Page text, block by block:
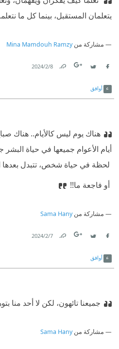
يتعلمان المستقبل، بينما كل ما
مشاركة منMina Mamdouh Ramzy
8‏/2‏/2024
أوافق
هناك يوم ليس كالأيام.. هناك
أيام الأعوام جميعها في حياة البشر
لحظة في حياة شخص، تتبدل بعدها
‫ أو فاجعة ما!!
مشاركة منSama Hany
7‏/2‏/2024
أوافق
جميعنا تائهون، لكن لا أحد منا
مشاركة منSama Hany